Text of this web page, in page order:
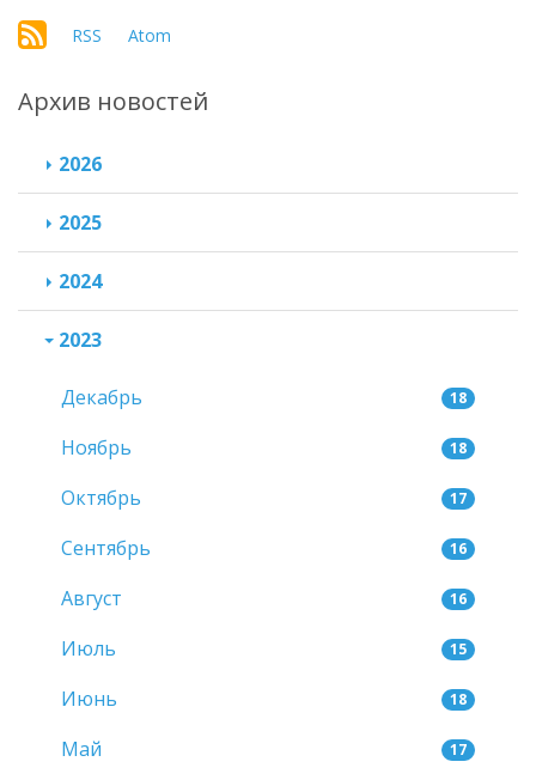
RSS Atom
Архив новостей
2026
2025
2024
2023
Декабрь 18
Ноябрь 18
Октябрь 17
Сентябрь 16
Август 16
Июль 15
Июнь 18
Май 17